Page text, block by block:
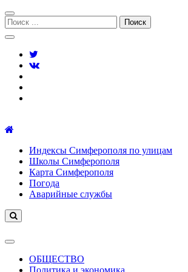
Перейти
к
навигации
Перейти
к
содержимому
Поиск:
Индексы Симферополя по улицам
Школы Симферополя
Карта Симферополя
Погода
Аварийные службы
ОБЩЕСТВО
Политика и экономика